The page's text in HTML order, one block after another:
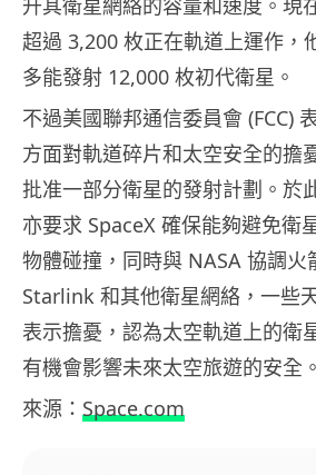
升其衛星網絡的容量和速度。現
超過 3,200 枚正在軌道上運作，
多能發射 12,000 枚初代衛星。
不過美國聯邦通信委員會 (FCC)
方面對軌道碎片和太空安全的擔
批准一部分衛星的發射計劃。於
亦要求 SpaceX 確保能夠避免衛
物體碰撞，同時與 NASA 協調火
Starlink 和其他衛星網絡，一些
表示擔憂，認為太空軌道上的衛
有機會影響未來太空旅遊的安全。
來源： Space.com